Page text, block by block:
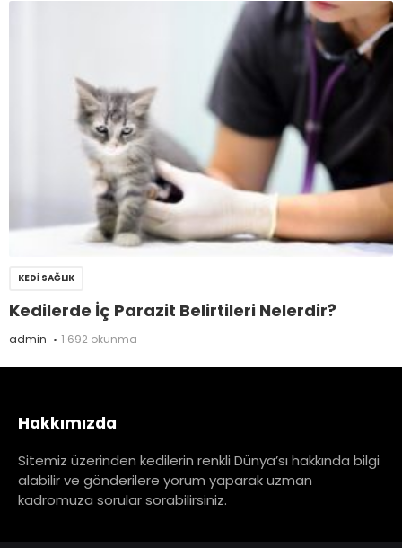
KEDI SAĞLIK
Kedilerde İç Parazit Belirtileri Nelerdir?
admin 1.692 okunma
Hakkımızda
Sitemiz üzerinden kedilerin renkli Dünya’sı hakkında bilgi
alabilir ve gönderilere yorum yaparak uzman
kadromuza sorular sorabilirsiniz.